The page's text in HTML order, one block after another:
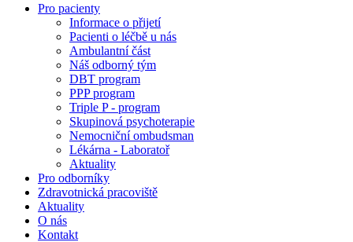
Pro pacienty
Informace o přijetí
Pacienti o léčbě u nás
Ambulantní část
Náš odborný tým
DBT program
PPP program
Triple P - program
Skupinová psychoterapie
Nemocniční ombudsman
Lékárna - Laboratoř
Aktuality
Pro odborníky
Zdravotnická pracoviště
Aktuality
O nás
Kontakt